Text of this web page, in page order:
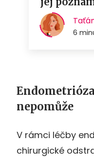
nepomůže
V rámci léčby
chirurgické